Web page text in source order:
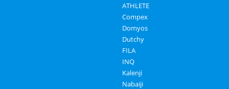
ATHLETE
Compex
Domyos
Dutchy
FILA
INQ
Kalenji
Nabaiji